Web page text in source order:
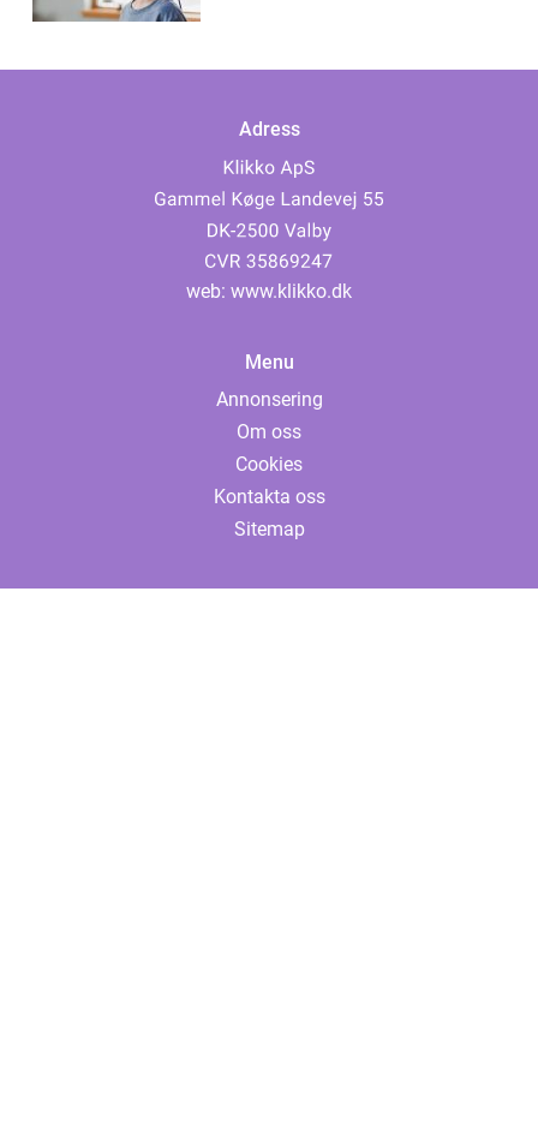
Adress
web: www.klikko.dk
Menu
Annonsering
Om oss
Cookies
Kontakta oss
Sitemap